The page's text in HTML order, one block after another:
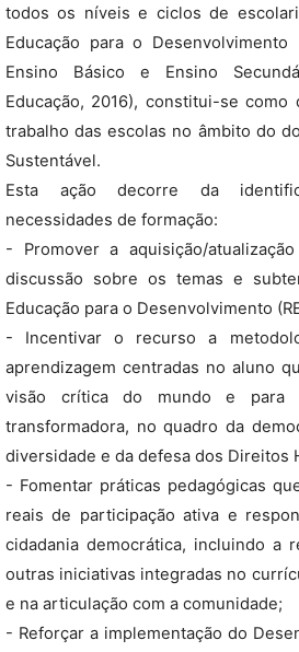
todos os níveis e ciclos de
Educação para o Desenvolvimento
Ensino Básico e Ensino
Educação, 2016), constitui-se
trabalho das escolas no âmbito do
Sustentável.
Esta ação decorre da
necessidades de formação:
- Promover a aquisição/
discussão sobre os temas e
Educação para o Desenvolvimento
- Incentivar o recurso a
aprendizagem centradas no aluno
visão crítica do mundo e para
transformadora, no quadro da
diversidade e da defesa dos Direitos
- Fomentar práticas pedagógicas
reais de participação ativa e
cidadania democrática, incluindo a
outras iniciativas integradas no
e na articulação com a comunidade;
- Reforçar a implementação do